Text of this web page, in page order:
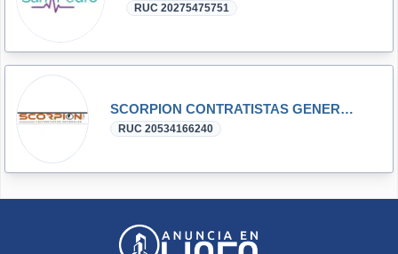
RUC 20275475751
SCORPION CONTRATISTAS GENERALES S.A.C.
RUC 20534166240